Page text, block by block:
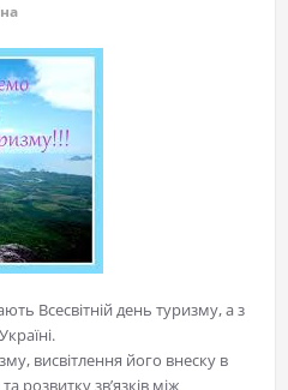
Всесвітній день туризму, а з
висвітлення його внеску в
розвитку зв’язків між